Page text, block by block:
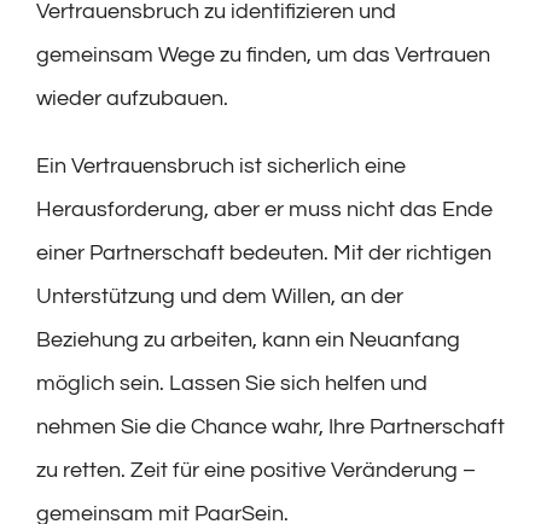
Vertrauensbruch zu identifizieren und
gemeinsam Wege zu finden, um das Vertrauen
wieder aufzubauen.
Ein Vertrauensbruch ist sicherlich eine
Herausforderung, aber er muss nicht das Ende
einer Partnerschaft bedeuten. Mit der richtigen
Unterstützung und dem Willen, an der
Beziehung zu arbeiten, kann ein Neuanfang
möglich sein. Lassen Sie sich helfen und
nehmen Sie die Chance wahr, Ihre Partnerschaft
zu retten. Zeit für eine positive Veränderung –
gemeinsam mit PaarSein.